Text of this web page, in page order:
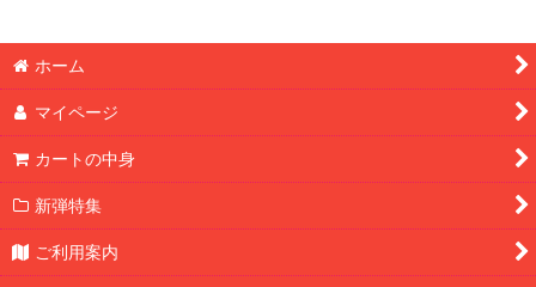
ホーム
マイページ
カートの中身
新弾特集
ご利用案内